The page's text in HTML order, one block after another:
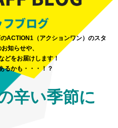
ACTION1（アクションワン）のスタ
知らせや、
どをお届けします！
るかも・・・！？
辛い季節に